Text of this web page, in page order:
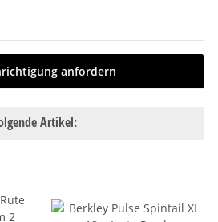
anfordern
Artikel: